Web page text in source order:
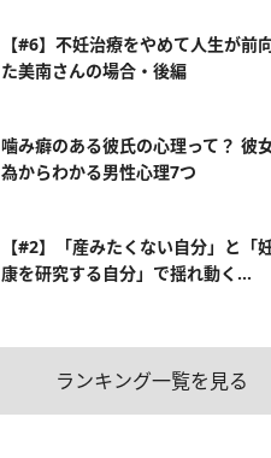
【#6】不妊治療をやめて人生が前
た美南さんの場合・後編
噛み癖のある彼氏の心理って？ 彼
為からわかる男性心理7つ
【#2】「産みたくない自分」と「
康を研究する自分」で揺れ動く...
ランキング一覧を見る